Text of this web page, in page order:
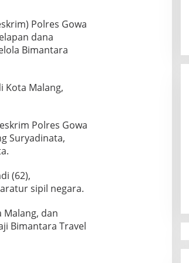
Polres Gowa
dana
Bimantara
Kota Malang,
Polres Gowa
Suryadinata,
.
(62),
sipil negara.
Malang, dan
Bimantara Travel
Amarah Massa
Di Politik